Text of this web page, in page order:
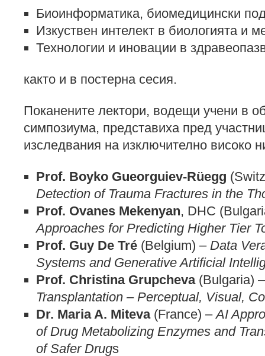
Биоинформатика, биомедицински
Изкуствен интелект в биологията и
Технологии и иновации в
както и в постерна сесия.
Поканените лектори, водещи учени в
симпозиума, представиха пред
изследвания на изключително високо
Prof. Boyko Gueorguiev-Rüegg
Detection of Trauma Fractures in the
Prof. Ovanes Mekenyan, DHC
Approaches for Predicting Higher Tier
Prof. Guy De Tré (Belgium) – Data
Systems and Generative Artificial
Prof. Christina Grupcheva(Bulgaria)
Transplantation – Perceptual, Visual,
Dr. Maria A. Miteva(France) –AI
of Drug Metabolizing Enzymes and
of Safer Drugs